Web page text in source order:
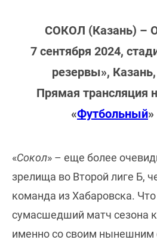
СОКОЛ (Казань) –
7 сентября 2024,
резервы»,
Прямая трансляция
«Футбольный
«Сокол» – еще более
зрелища во Второй лиге Б,
команда из Хабаровска.
сумасшедший матч сезона
именно со своим нынешним